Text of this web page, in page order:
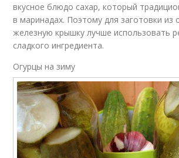
вкусное блюдо сахар, который
в маринадах. Поэтому для заготовки из
железную крышку лучше использовать
сладкого ингредиента.
Огурцы на зиму